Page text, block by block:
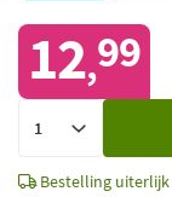
12,99
Bestelling uiterlijk